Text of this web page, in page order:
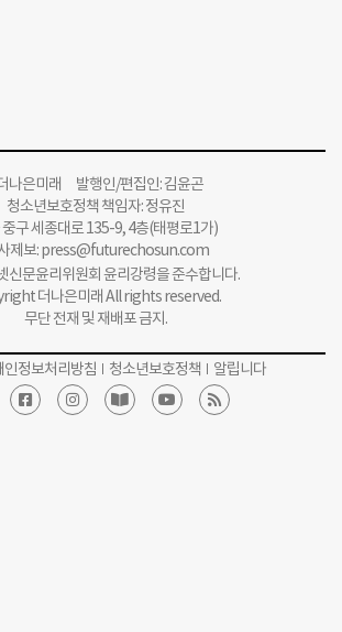
나은미래 발행인/편집인: 김윤곤
청소년보호정책 책임자: 정유진
중구 세종대로 135-9, 4층(태평로1가)
제보:press@futurechosun.com
신문윤리위원회 윤리강령을 준수합니다.
더나은미래 All rights reserved.
무단 전재 및 재배포 금지.
인정보처리방침 청소년보호정책 알립니다